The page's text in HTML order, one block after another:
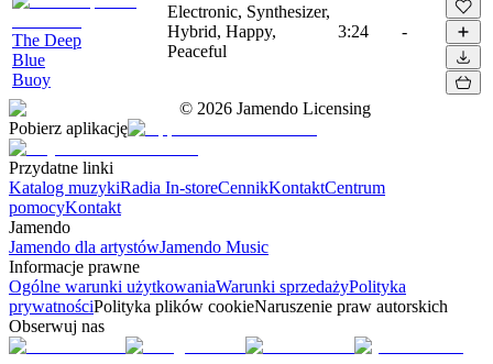
The Deep
Blue
Buoy
Electronic, Synthesizer,
Hybrid, Happy,
Peaceful
3:24 -
© 2026 Jamendo Licensing
Pobierz aplikację
Przydatne linki
Katalog muzykiRadia In-storeCennikKontaktCentrum
pomocyKontakt
Jamendo
Jamendo dla artystówJamendo Music
Informacje prawne
Ogólne warunki użytkowaniaWarunki sprzedażyPolityka
prywatnościPolityka plików cookieNaruszenie praw autorskich
Obserwuj nas